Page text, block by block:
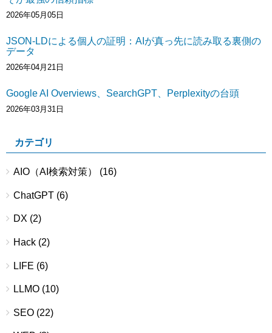
2026年05月05日
JSON-LDによる個人の証明：AIが真っ先に読み取る裏側の
データ
2026年04月21日
Google AI Overviews、SearchGPT、Perplexityの台頭
2026年03月31日
カテゴリ
AIO（AI検索対策） (16)
ChatGPT (6)
DX (2)
Hack (2)
LIFE (6)
LLMO (10)
SEO (22)